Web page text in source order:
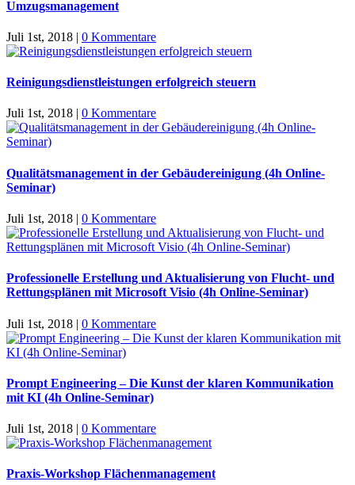
Umzugsmanagement
Juli 1st, 2018 | 0 Kommentare
Reinigungsdienstleistungen erfolgreich steuern
Juli 1st, 2018 | 0 Kommentare
Qualitätsmanagement in der Gebäudereinigung (4h Online-
Seminar)
Juli 1st, 2018 | 0 Kommentare
Professionelle Erstellung und Aktualisierung von Flucht- und
Rettungsplänen mit Microsoft Visio (4h Online-Seminar)
Juli 1st, 2018 | 0 Kommentare
Prompt Engineering – Die Kunst der klaren Kommunikation
mit KI (4h Online-Seminar)
Juli 1st, 2018 | 0 Kommentare
Praxis-Workshop Flächenmanagement